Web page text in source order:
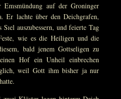
auf der Groninger
Er lachte über den Deichgrafen,
auszubessern, und feierte Tag
wie es die Heiligen und die
bald jenem Gottseligen zu
Hof ein Unheil einbrechen
weil Gott ihm bisher ja nur